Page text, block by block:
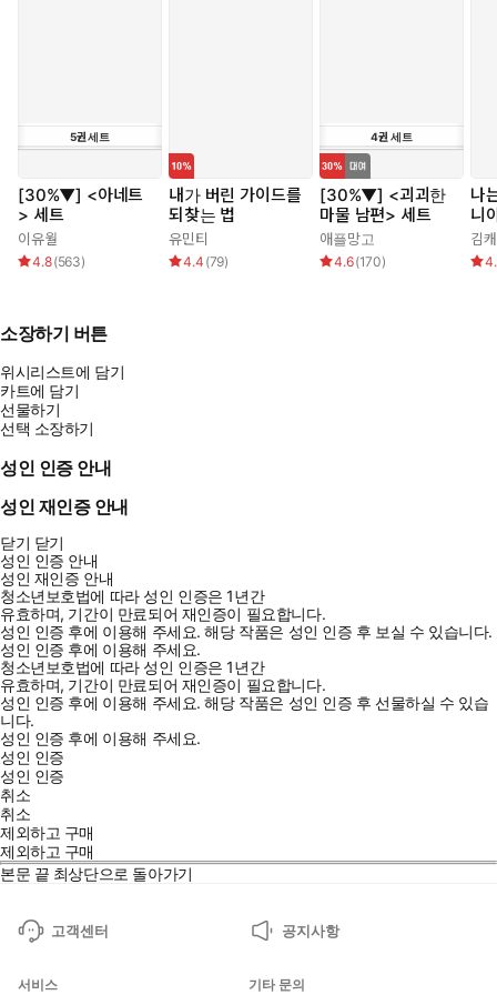
5권세트
[30%▼] <아네트
> 세트
이유월
4.8(563)
내가 버린 가이드를
되찾는 법
유민티
4.4 (79)
4권세트
[30%▼] <괴괴한
마물 남편> 세트
애플망고
4.6(170)
나
니
김
소장하기 버튼
위시리스트에 담기
카트에 담기
선물하기
선택 소장하기
성인 인증 안내
성인 재인증 안내
닫기 닫기
성인 인증 안내
성인 재인증 안내
청소년보호법에 따라 성인 인증은 1년간
유효하며, 기간이 만료되어 재인증이 필요합니다.
성인 인증 후에 이용해 주세요.해당 작품은 성인 인증 후 보실 수 있습니다.
성인 인증 후에 이용해 주세요.
청소년보호법에 따라 성인 인증은 1년간
유효하며, 기간이 만료되어 재인증이 필요합니다.
성인 인증 후에 이용해 주세요.해당 작품은 성인 인증 후 선물하실 수 있습
니다.
성인 인증 후에 이용해 주세요.
성인 인증
성인 인증
취소
취소
제외하고 구매
제외하고 구매
본문 끝 최상단으로 돌아가기
고객센터 공지사항
서비스
기타 문의